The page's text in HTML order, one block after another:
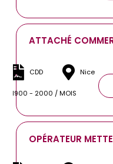
ATTACHÉ
CDD Nice
1900 - 2000 / MOIS
OPÉRATEUR